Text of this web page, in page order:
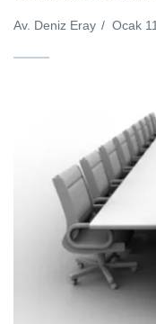
Av. Deniz Eray / Ocak